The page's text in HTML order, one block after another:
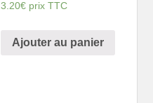
3.20€ prix TTC
Ajouter au panier